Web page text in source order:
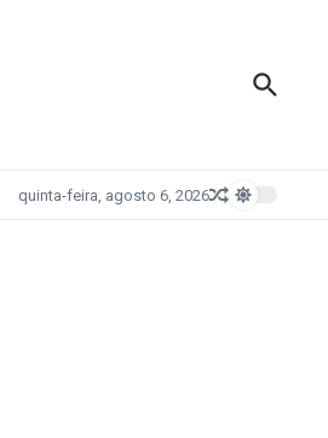
quinta-feira, agosto 6, 2026